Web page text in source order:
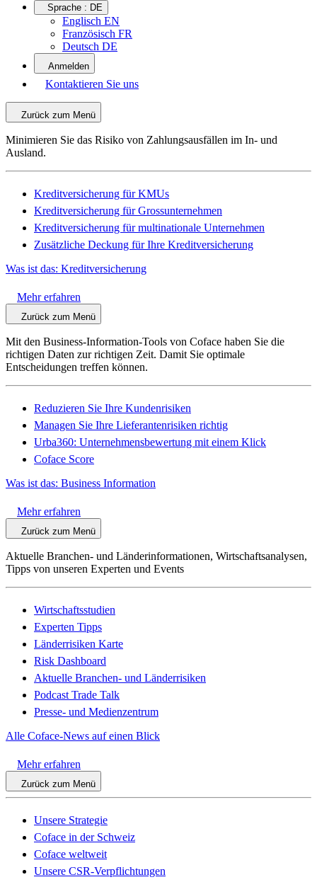
Sprache : DE
Englisch EN
Französisch FR
Deutsch DE
Anmelden
Kontaktieren Sie uns
Zurück zum Menü
Minimieren Sie das Risiko von Zahlungsausfällen im In- und
Ausland.
Kreditversicherung für KMUs
Kreditversicherung für Grossunternehmen
Kreditversicherung für multinationale Unternehmen
Zusätzliche Deckung für Ihre Kreditversicherung
Was ist das: Kreditversicherung
Mehr erfahren
Zurück zum Menü
Mit den Business-Information-Tools von Coface haben Sie die
richtigen Daten zur richtigen Zeit. Damit Sie optimale
Entscheidungen treffen können.
Reduzieren Sie Ihre Kundenrisiken
Managen Sie Ihre Lieferantenrisiken richtig
Urba360: Unternehmensbewertung mit einem Klick
Coface Score
Was ist das: Business Information
Mehr erfahren
Zurück zum Menü
Aktuelle Branchen- und Länderinformationen, Wirtschaftsanalysen,
Tipps von unseren Experten und Events
Wirtschaftsstudien
Experten Tipps
Länderrisiken Karte
Risk Dashboard
Aktuelle Branchen- und Länderrisiken
Podcast Trade Talk
Presse- und Medienzentrum
Alle Coface-News auf einen Blick
Mehr erfahren
Zurück zum Menü
Unsere Strategie
Coface in der Schweiz
Coface weltweit
Unsere CSR-Verpflichtungen